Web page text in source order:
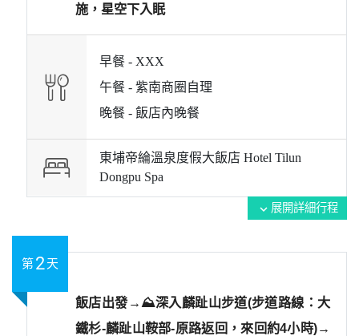
施，星空下入眠
早餐 - XXX
午餐 - 紫南商圈自理
晚餐 - 飯店內晚餐
東埔帝綸溫泉度假大飯店 Hotel Tilun
Dongpu Spa
expand_more 展開詳細行程
第 2天
飯店出發→⛰️深入麟趾山步道(步道路線：大
鐵杉-麟趾山鞍部-原路返回，來回約4小時)→